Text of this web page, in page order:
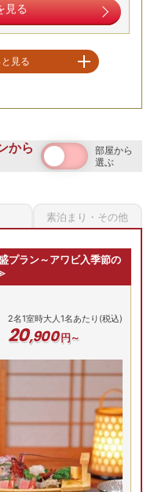
見る
見る
お部屋の詳細を見る
23,100円～
残り1室
30,800円
残り1 室
30,800
見る
空室を表示
【お部屋タイプ】
から
部屋から
選ぶ
素泊まり・その他
プラン～アワビ入季節の
2名1室時大人1名あたり(税込)
20,900円～